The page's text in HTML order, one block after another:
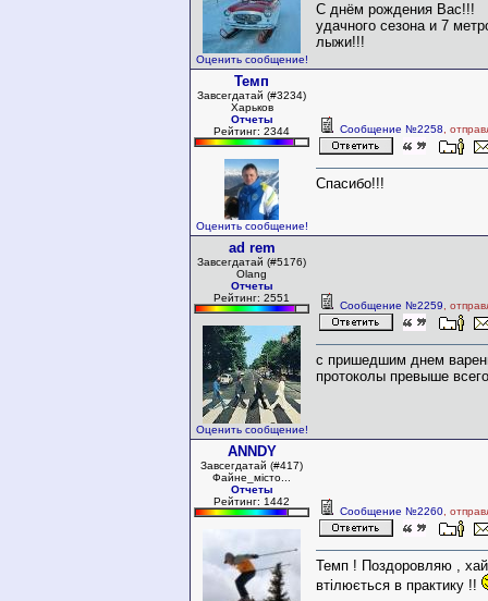
Оценить сообщение!
С днём рождения Вас!!!
удачного сезона и 7
лыжи!!!
Темп
Завсегдатай (#3234)
Харьков
Отчеты
Рейтинг: 2344
Оценить сообщение!
Сообщение №2258 ,
Спасибо!!!
ad rem
Завсегдатай (#5176)
Olang
Отчеты
Рейтинг: 2551
Оценить сообщение!
Сообщение №2259 ,
с пришедшим днем
протоколы превыше
ANNDY
Завсегдатай (#417)
Файне_місто...
Отчеты
Рейтинг: 1442
Сообщение №2260 ,
Темп ! Поздоровляю , хай
втілюється в практику !!